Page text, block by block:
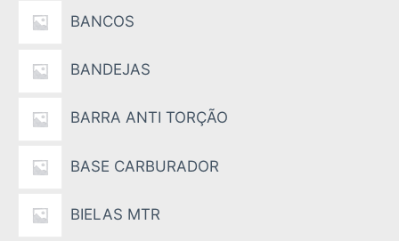
BANCOS
BANDEJAS
BARRA ANTI TORÇÃO
BASE CARBURADOR
BIELAS MTR